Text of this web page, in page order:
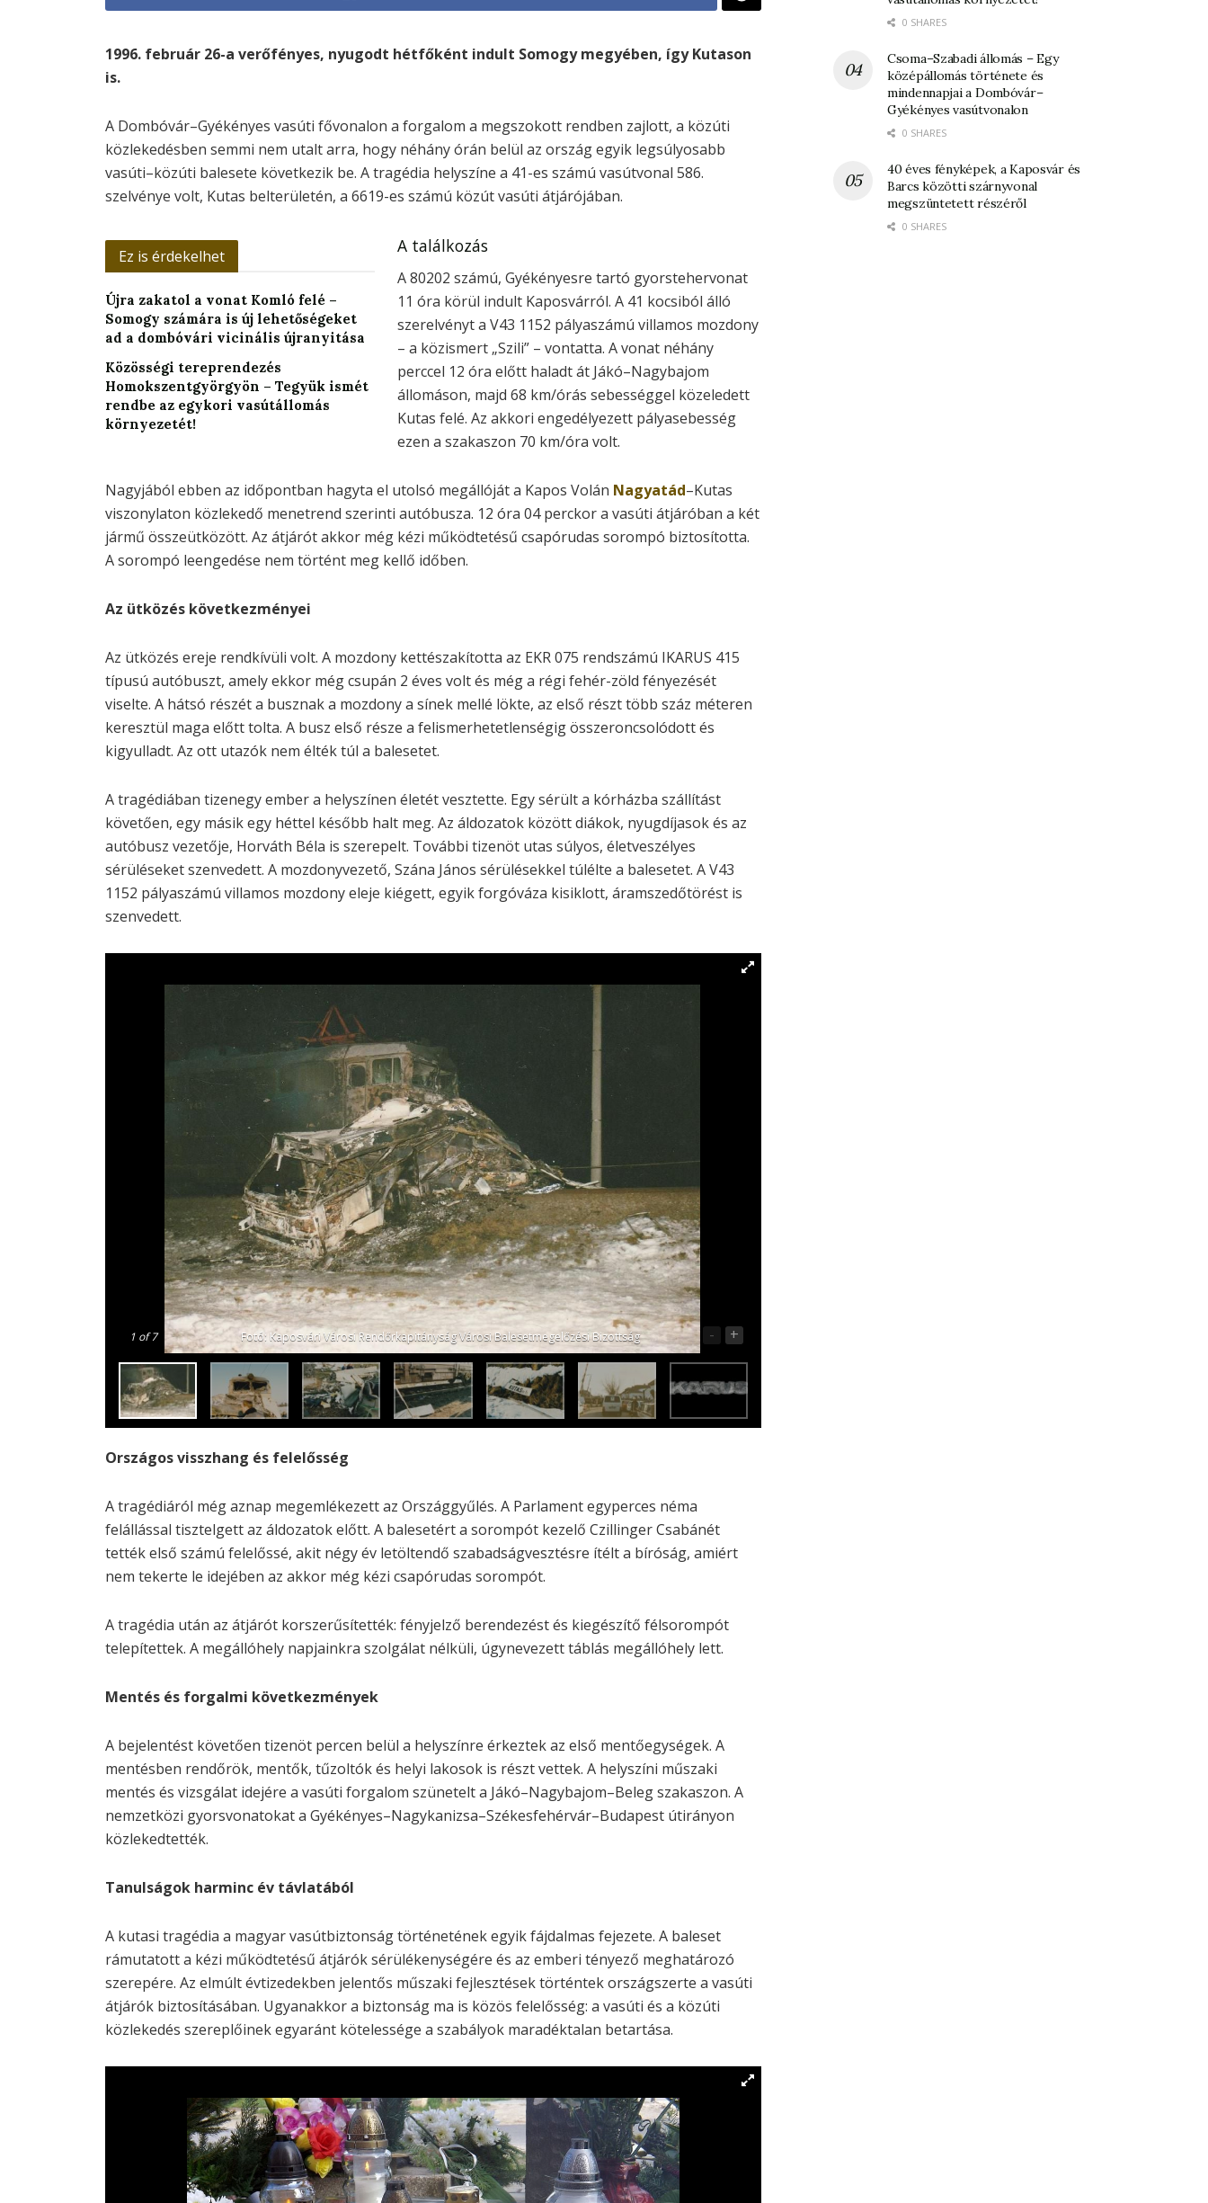
1996. február 26-a verőfényes, nyugodt hétfőként indult Somogy megyében, így Kutason
is.
A Dombóvár–Gyékényes vasúti fővonalon a forgalom a megszokott rendben zajlott, a közúti
közlekedésben semmi nem utalt arra, hogy néhány órán belül az ország egyik legsúlyosabb
vasúti–közúti balesete következik be. A tragédia helyszíne a 41-es számú vasútvonal 586.
szelvénye volt, Kutas belterületén, a 6619-es számú közút vasúti átjárójában.
Ez is érdekelhet
Újra zakatol a vonat Komló felé –
Somogy számára is új lehetőségeket
ad a dombóvári vicinális újranyitása
Közösségi tereprendezés
Homokszentgyörgyön – Tegyük ismét
rendbe az egykori vasútállomás
környezetét!
A találkozás
A 80202 számú, Gyékényesre tartó gyorstehervonat
11 óra körül indult Kaposvárról. A 41 kocsiból álló
szerelvényt a V43 1152 pályaszámú villamos mozdony
– a közismert „Szili” – vontatta. A vonat néhány
perccel 12 óra előtt haladt át Jákó–Nagybajom
állomáson, majd 68 km/órás sebességgel közeledett
Kutas felé. Az akkori engedélyezett pályasebesség
ezen a szakaszon 70 km/óra volt.
Nagyjából ebben az időpontban hagyta el utolsó megállóját a Kapos Volán Nagyatád–Kutas
viszonylaton közlekedő menetrend szerinti autóbusza. 12 óra 04 perckor a vasúti átjáróban a két
jármű összeütközött. Az átjárót akkor még kézi működtetésű csapórudas sorompó biztosította.
A sorompó leengedése nem történt meg kellő időben.
Az ütközés következményei
Az ütközés ereje rendkívüli volt. A mozdony kettészakította az EKR 075 rendszámú IKARUS 415
típusú autóbuszt, amely ekkor még csupán 2 éves volt és még a régi fehér-zöld fényezését
viselte. A hátsó részét a busznak a mozdony a sínek mellé lökte, az első részt több száz méteren
keresztül maga előtt tolta. A busz első része a felismerhetetlenségig összeroncsolódott és
kigyulladt. Az ott utazók nem élték túl a balesetet.
A tragédiában tizenegy ember a helyszínen életét vesztette. Egy sérült a kórházba szállítást
követően, egy másik egy héttel később halt meg. Az áldozatok között diákok, nyugdíjasok és az
autóbusz vezetője, Horváth Béla is szerepelt. További tizenöt utas súlyos, életveszélyes
sérüléseket szenvedett. A mozdonyvezető, Szána János sérülésekkel túlélte a balesetet. A V43
1152 pályaszámú villamos mozdony eleje kiégett, egyik forgóváza kisiklott, áramszedőtörést is
szenvedett.
1 of 7 Fotó: Kaposvári Városi Rendőrkapitányság Városi Balesetmegelőzési Bizottság - +
Országos visszhang és felelősség
A tragédiáról még aznap megemlékezett az Országgyűlés. A Parlament egyperces néma
felállással tisztelgett az áldozatok előtt. A balesetért a sorompót kezelő Czillinger Csabánét
tették első számú felelőssé, akit négy év letöltendő szabadságvesztésre ítélt a bíróság, amiért
nem tekerte le idejében az akkor még kézi csapórudas sorompót.
A tragédia után az átjárót korszerűsítették: fényjelző berendezést és kiegészítő félsorompót
telepítettek. A megállóhely napjainkra szolgálat nélküli, úgynevezett táblás megállóhely lett.
Mentés és forgalmi következmények
A bejelentést követően tizenöt percen belül a helyszínre érkeztek az első mentőegységek. A
mentésben rendőrök, mentők, tűzoltók és helyi lakosok is részt vettek. A helyszíni műszaki
mentés és vizsgálat idejére a vasúti forgalom szünetelt a Jákó–Nagybajom–Beleg szakaszon. A
nemzetközi gyorsvonatokat a Gyékényes–Nagykanizsa–Székesfehérvár–Budapest útirányon
közlekedtették.
Tanulságok harminc év távlatából
A kutasi tragédia a magyar vasútbiztonság történetének egyik fájdalmas fejezete. A baleset
rámutatott a kézi működtetésű átjárók sérülékenységére és az emberi tényező meghatározó
szerepére. Az elmúlt évtizedekben jelentős műszaki fejlesztések történtek országszerte a vasúti
átjárók biztosításában. Ugyanakkor a biztonság ma is közös felelősség: a vasúti és a közúti
közlekedés szereplőinek egyaránt kötelessége a szabályok maradéktalan betartása.
0 SHARES
Csoma–Szabadi állomás – Egy
középállomás története és
mindennapjai a Dombóvár–
Gyékényes vasútvonalon
0 SHARES
40 éves fényképek, a Kaposvár és
Barcs közötti szárnyvonal
megszüntetett részéről
0 SHARES